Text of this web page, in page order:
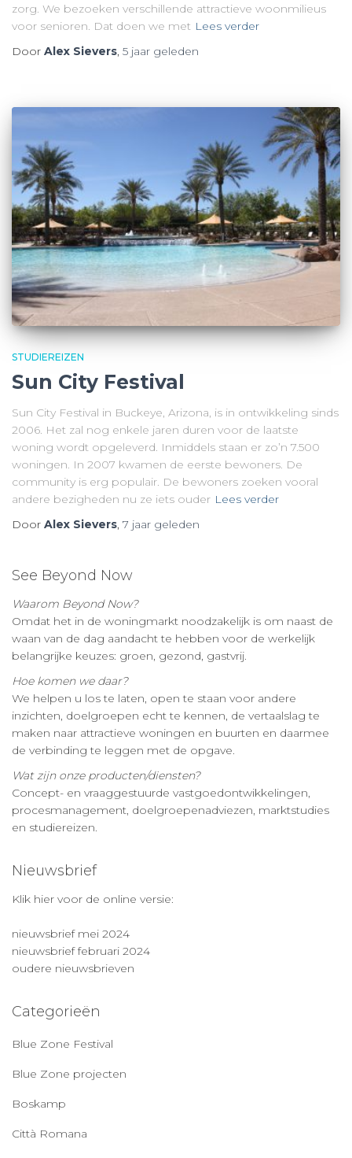
zorg. We bezoeken verschillende attractieve woonmilieus
voor senioren. Dat doen we met Lees verder
Door Alex Sievers, 5 jaar geleden
STUDIEREIZEN
Sun City Festival
Sun City Festival in Buckeye, Arizona, is in ontwikkeling sinds
2006. Het zal nog enkele jaren duren voor de laatste
woning wordt opgeleverd. Inmiddels staan er zo’n 7.500
woningen. In 2007 kwamen de eerste bewoners. De
community is erg populair. De bewoners zoeken vooral
andere bezigheden nu ze iets ouder Lees verder
Door Alex Sievers, 7 jaar geleden
See Beyond Now
Waarom Beyond Now?
Omdat het in de woningmarkt noodzakelijk is om naast de
waan van de dag aandacht te hebben voor de werkelijk
belangrijke keuzes: groen, gezond, gastvrij.
Hoe komen we daar?
We helpen u los te laten, open te staan voor andere
inzichten, doelgroepen echt te kennen, de vertaalslag te
maken naar attractieve woningen en buurten en daarmee
de verbinding te leggen met de opgave.
Wat zijn onze producten/diensten?
Concept- en vraaggestuurde vastgoedontwikkelingen,
procesmanagement, doelgroepenadviezen, marktstudies
en studiereizen.
Nieuwsbrief
Klik hier voor de online versie:
nieuwsbrief mei 2024
nieuwsbrief februari 2024
oudere nieuwsbrieven
Categorieën
Blue Zone Festival
Blue Zone projecten
Boskamp
Città Romana